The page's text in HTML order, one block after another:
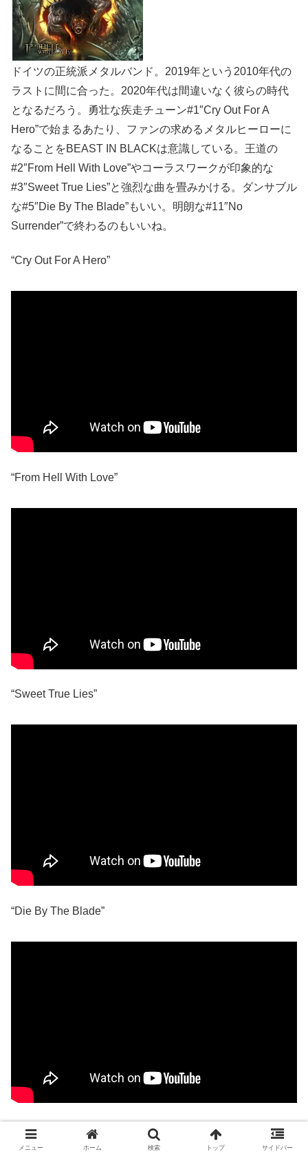
ドイツの正統派メタルバンド。2019年という2010年代の
ラストに間に合った。2020年代は間違いなく彼らの時代
となるだろう。勇壮な疾走チューン#1″Cry Out For A
Hero”で始まるあたり、ファンの求めるメタルヒーローに
なることをBEAST IN BLACKは意識している。王道の
#2″From Hell With Love”やコーラスワークが印象的な
#3″Sweet True Lies”と強烈な曲を畳みかける。ダンサブル
な#5″Die By The Blade”もいい。明朗な#11″No
Surrender”で終わるのもいいね。
“Cry Out For A Hero”
“From Hell With Love”
“Sweet True Lies”
“Die By The Blade”
英Metal Hammerの読者が選ぶ「2010年代のベスト・メタ
ル・アルバム TOP50」
メニュー ホーム 検索 トップ サイドバー